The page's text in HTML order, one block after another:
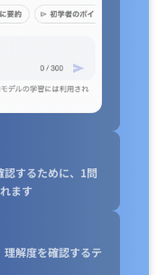
するために、1問
ます
解度を確認するテ